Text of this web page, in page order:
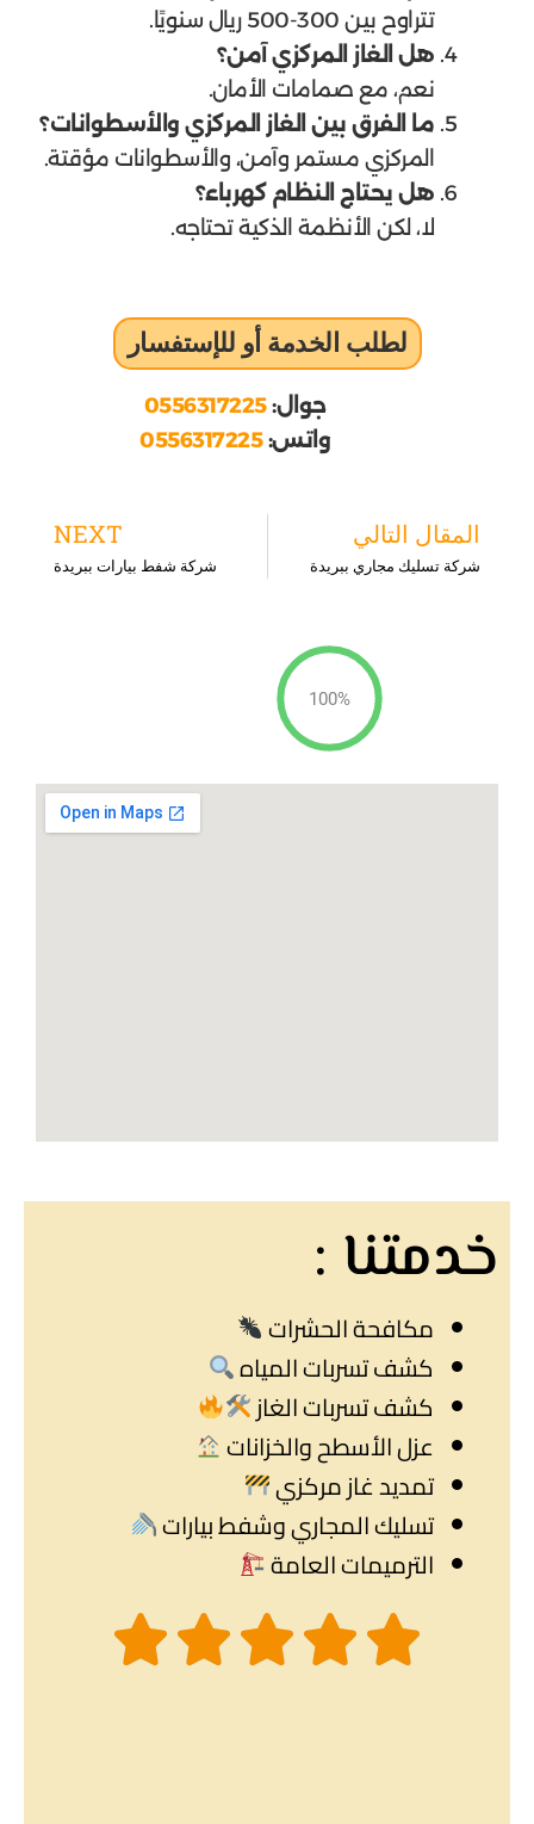
تتراوح بين 300-500 ريال سنويًا.
هل الغاز المركزي آمن؟
نعم، مع صمامات الأمان.
ما الفرق بين الغاز المركزي والأسطوانات؟
المركزي مستمر وآمن، والأسطوانات مؤقتة.
هل يحتاج النظام كهرباء؟
لا، لكن الأنظمة الذكية تحتاجه.
لطلب الخدمة أو للإستفسار
جوال:0556317225
واتس:0556317225
Prev
المقال التالي
شركة تسليك مجاري ببريدة
NEXT
شركة شفط بيارات ببريدة
100%
خدمتنا :
مكافحة الحشرات
كشف تسربات المياه
كشف تسربات الغاز
عزل الأسطح والخزانات
تمديد غاز مركزي
تسليك المجاري وشفط بيارات
الترميمات العامة